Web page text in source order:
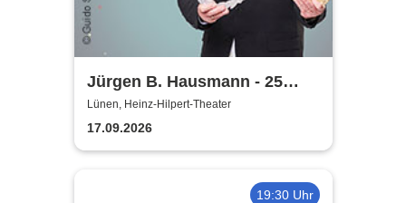
Jürgen B. Hausmann - 25
Jahre - Dat is e Ding!
Lünen, Heinz-Hilpert-Theater
17.09.2026
19:30 Uhr